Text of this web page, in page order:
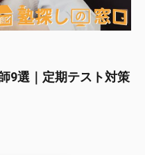
9選｜定期テスト対策